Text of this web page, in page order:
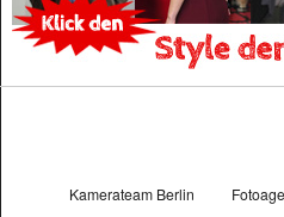
Kamerateam Berlin